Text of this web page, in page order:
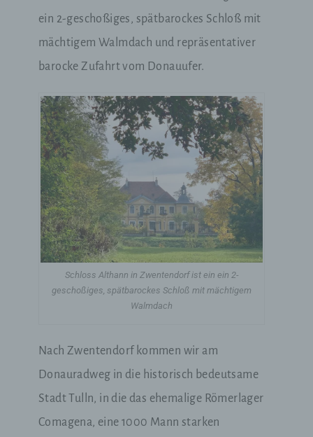
ein 2-geschoßiges, spätbarockes Schloß mit
mächtigem Walmdach und repräsentativer
barocke Zufahrt vom Donauufer.
Schloss Althann in Zwentendorf ist ein ein 2-
geschoßiges, spätbarockes Schloß mit mächtigem
Walmdach
Nach Zwentendorf kommen wir am
Donauradweg in die historisch bedeutsame
Stadt Tulln, in die das ehemalige Römerlager
Comagena, eine1000 Mann starken